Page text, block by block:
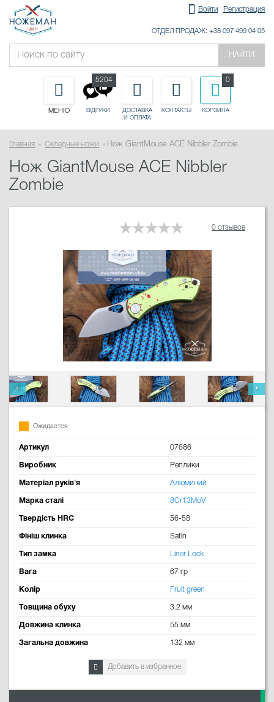
Войти Регистрация
ОТДЕЛ ПРОДАЖ: +38 097 499 04 05
НАЙТИ
МЕНЮ ВІДГУКИ
5204
ДОСТАВКА
И ОПЛАТА
КОНТАКТЫ КОРЗИНА
0
Главная Складные ножи Нож GiantMouse ACE Nibbler Zombie
Нож GiantMouse ACE Nibbler
Zombie
0 отзывов
Ожидается
Артикул 07686
Виробник Реплики
Матеріал руків'я Алюминий
Марка сталі 8Cr13MoV
Твердість HRC 56-58
Фініш клинка Satin
Тип замка Liner Lock
Вага 67 гр
Колір Fruit green
Товщина обуху 3.2 мм
Довжина клинка 55 мм
Загальна довжина 132 мм
Добавить в избранное